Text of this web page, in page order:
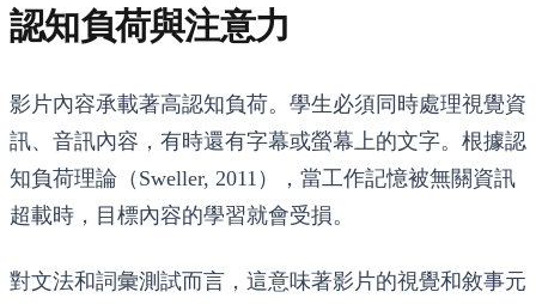
認知負荷與注意力
影片內容承載著高認知負荷。學生必須同時處理視覺資
訊、音訊內容，有時還有字幕或螢幕上的文字。根據認
知負荷理論（Sweller, 2011），當工作記憶被無關資訊
超載時，目標內容的學習就會受損。
對文法和詞彙測試而言，這意味著影片的視覺和敘事元